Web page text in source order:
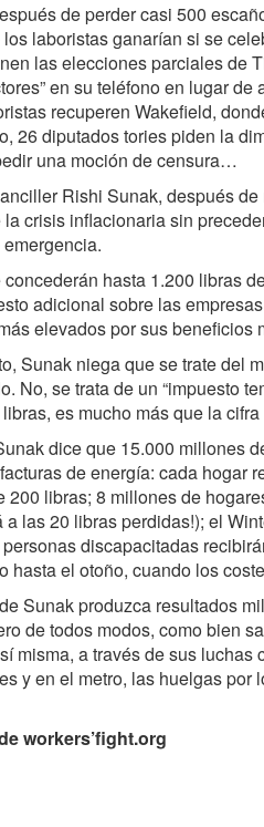
de perder casi 500
laboristas ganarían si se
las elecciones parciales de
en su teléfono en lugar
recuperen Wakefield,
26 diputados tories piden la
una moción de censura…
Rishi Sunak, después
crisis inflacionaria sin
concederán hasta 1.200 libras
adicional sobre las
elevados por sus beneficios
Sunak niega que se trate del
No, se trata de un “impuesto
es mucho más que la
dice que 15.000 millones
de energía: cada hogar
200 libras; 8 millones de
a las 20 libras perdidas!); el
discapacitadas
hasta el otoño, cuando los
Sunak produzca resultados
de todos modos, como bien
misma, a través de sus
y en el metro, las huelgas
workers’fight.org